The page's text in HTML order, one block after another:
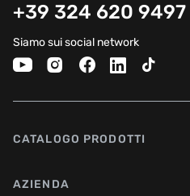
+39 324 620 9497
Siamo sui social network
CATALOGO PRODOTTI
AZIENDA